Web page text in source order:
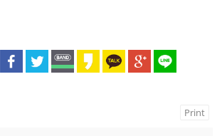
Print